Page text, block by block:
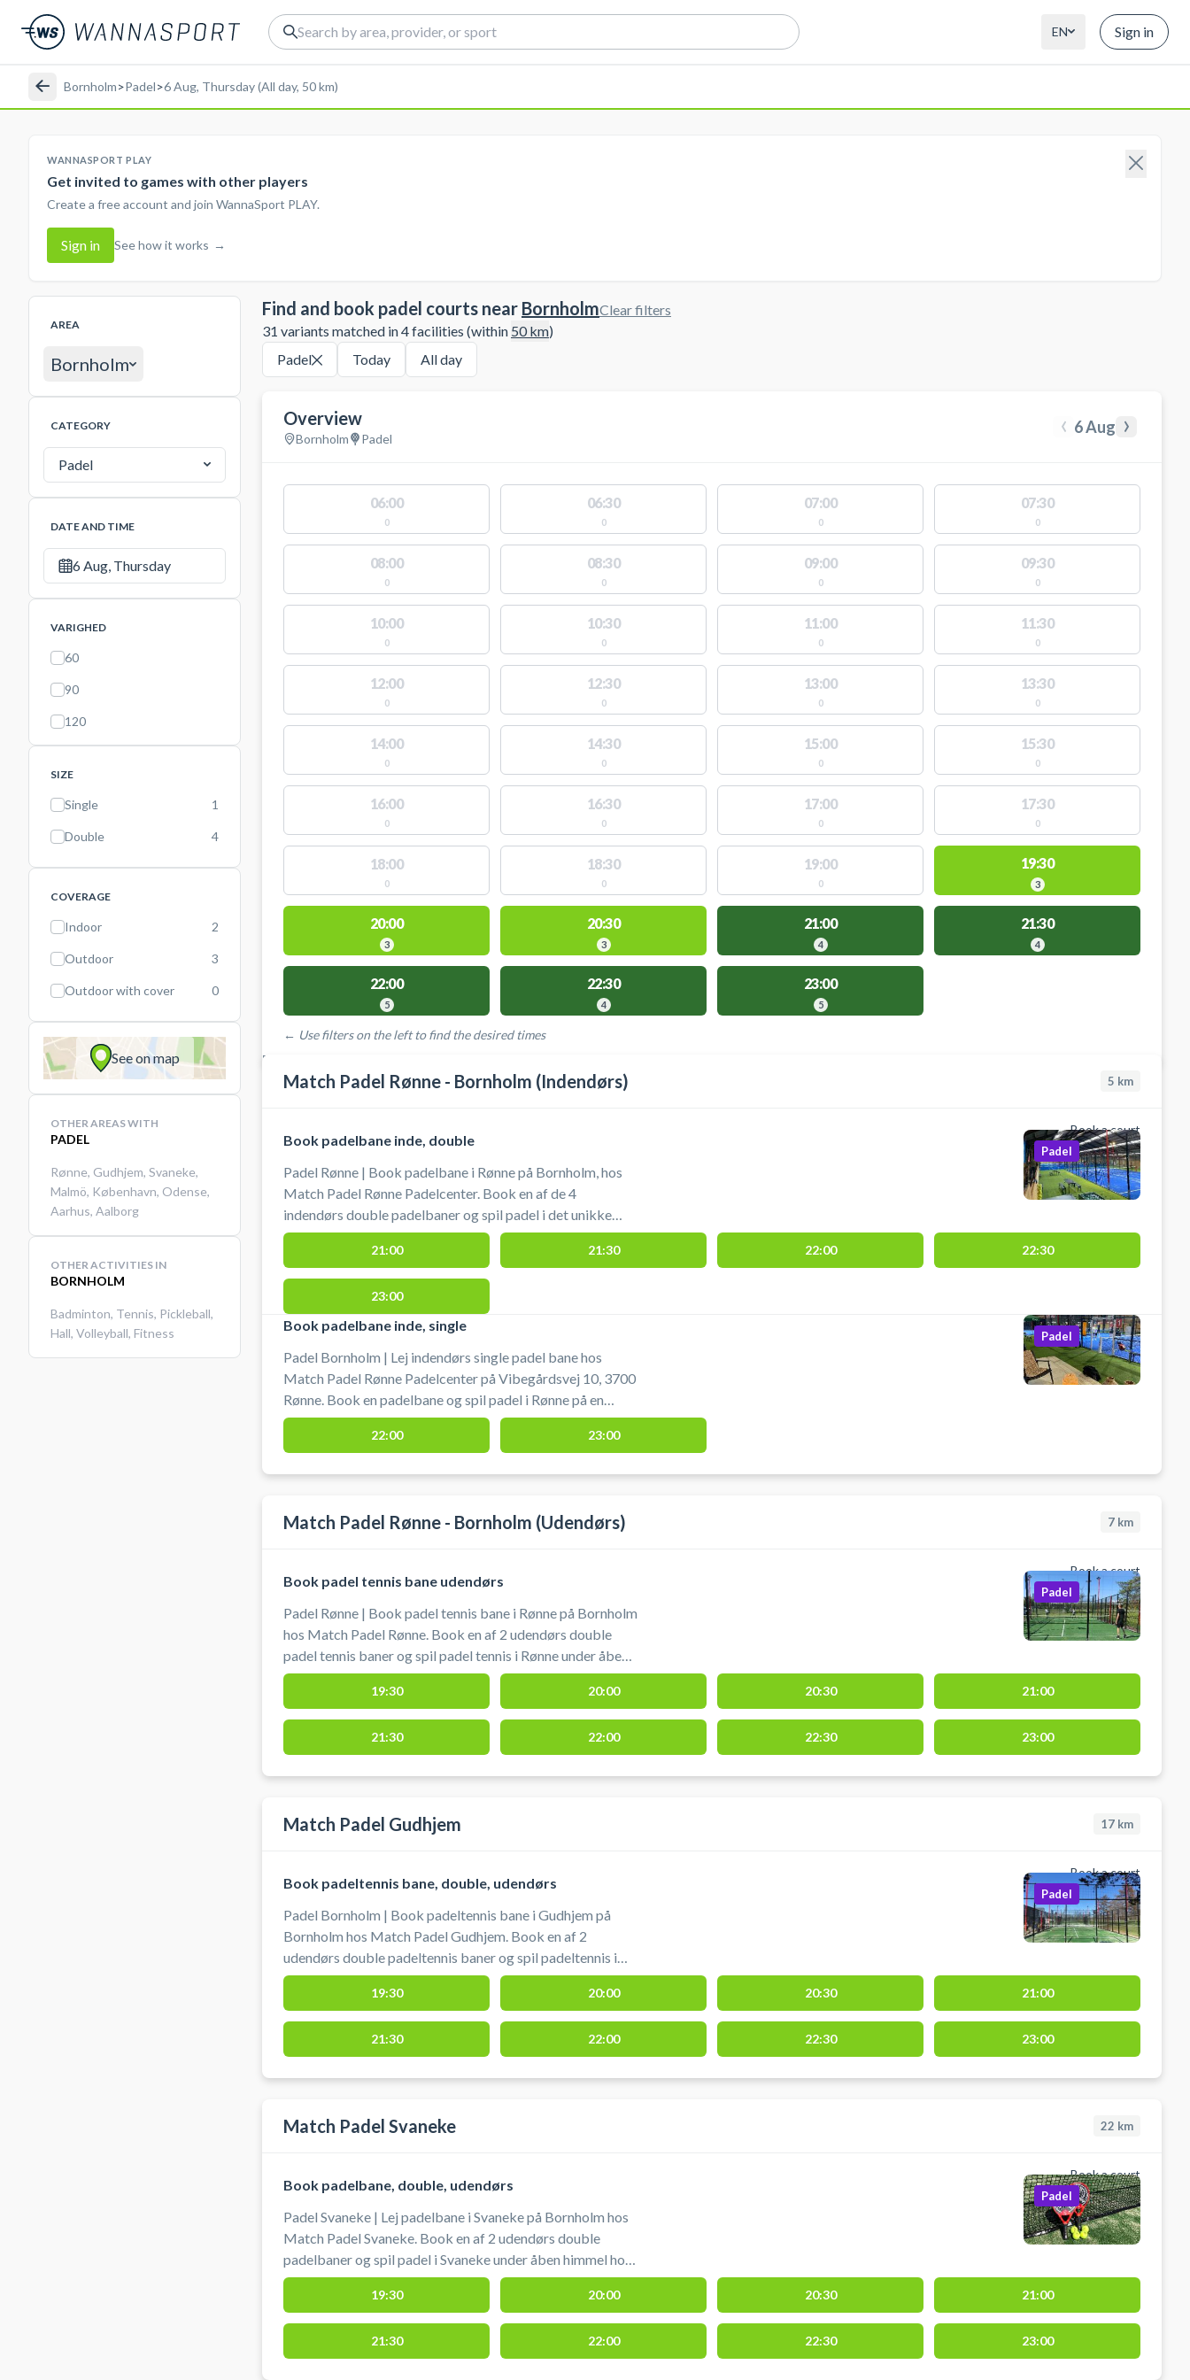
EN Sign in
Bornholm>Padel>6 Aug, Thursday (All day, 50 km)
WANNASPORT PLAY
Get invited to games with other players
Create a free account and join WannaSport PLAY.
Sign in See how it works →
AREA
Bornholm
CATEGORY
Padel
DATE AND TIME
6 Aug, Thursday
VARIGHED
60
90
120
SIZE
Single 1
Double 4
COVERAGE
Indoor 2
Outdoor 3
Outdoor with cover 0
See on map
OTHER AREAS WITH
PADEL
Rønne, Gudhjem, Svaneke,
Malmö, København, Odense,
Aarhus, Aalborg
OTHER ACTIVITIES IN
BORNHOLM
Badminton, Tennis, Pickleball,
Hall, Volleyball, Fitness
Find and book padel courts near Bornholm
31 variants matched in 4 facilities (within 50km)
Clear filters
Padel Today All day
Overview
Bornholm Padel ‹ 6 Aug ›
06:00
0
06:30
0
07:00
0
07:30
0
08:00
0
08:30
0
09:00
0
09:30
0
10:00
0
10:30
0
11:00
0
11:30
0
12:00
0
12:30
0
13:00
0
13:30
0
14:00
0
14:30
0
15:00
0
15:30
0
16:00
0
16:30
0
17:00
0
17:30
0
18:00
0
18:30
0
19:00
0
19:30
3
20:00
3
20:30
3
21:00
4
21:30
4
22:00
5
22:30
4
23:00
5
← Use filters on the left to find the desired times
FACILITIES WITH AVAILABLE ACTIVITIES
Match Padel Rønne - Bornholm (Indendørs) 5 km
Book a court
Book padelbane inde, double
Padel Rønne | Book padelbane i Rønne på Bornholm, hos
Match Padel Rønne Padelcenter. Book en af de 4
indendørs double padelbaner og spil padel i det unikke
padelcenter hos Match Padel Rønne beliggende på
Vibegaardsvej 10, 3700 Rønne. Gratis parkering og låne
padel bat er med i padelbane lejen hos Match Padel Rønne
Padelcenter på Bornholm. Bolde kan købes i åbingstiden.
Skal padelbanen være udendørs byder Match Padel Rønne
padelbaner.
Padel
21:00 21:30 22:00 22:30
23:00
Book padelbane inde, single
Padel Bornholm | Lej indendørs single padel bane hos
Match Padel Rønne Padelcenter på Vibegårdsvej 10, 3700
Rønne. Book en padelbane og spil padel i Rønne på en
indendørs singlebane til 2. spillere. Gratis parkering og
låne af bat er med i din booking af padelbanen hos Match
ved de indendørs padelbaner.
Padel
22:00 23:00
Match Padel Rønne - Bornholm (Udendørs) 7 km
Book a court
Book padel tennis bane udendørs
Padel Rønne | Book padel tennis bane i Rønne på Bornholm
hos Match Padel Rønne. Book en af 2 udendørs double
padel tennis baner og spil padel tennis i Rønne under åben
himmel hos Match Padel beliggende på Torneværksvej
1D, 3700 Rønne. Gratis parkering. Padel tennis bat og
bolde skal selv medbringes fra uge 43 frem til 1 april. Skal
din padel tennis bane være indendørs byder Match Padel i
padelcenter i Rønne.
Padel
19:30 20:00 20:30 21:00
21:30 22:00 22:30 23:00
Match Padel Gudhjem 17 km
Book a court
Book padeltennis bane, double, udendørs
Padel Bornholm | Book padeltennis bane i Gudhjem på
Bornholm hos Match Padel Gudhjem. Book en af 2
udendørs double padeltennis baner og spil padeltennis i
Gudhjem under åben himmel hos Match Padel beliggende
på Sportsvænget 16, 3760 Gudhjem, sammen med
Gudhjem Svømmehal. Der er gratis parkering. Padel tennis
bat og bolde er ikke tilgængeligt i vintermånederne. I
medbringes.
Padel
19:30 20:00 20:30 21:00
21:30 22:00 22:30 23:00
Match Padel Svaneke 22 km
Book a court
Book padelbane, double, udendørs
Padel Svaneke | Lej padelbane i Svaneke på Bornholm hos
Match Padel Svaneke. Book en af 2 udendørs double
padelbaner og spil padel i Svaneke under åben himmel hos
Match Padel beliggende på Sydskovvej 4, 3740 Svaneke
3740 sammen med Svaneke Idrætsklub (SIK). Gratis
parkering findes ved padelbanerne ved booking af en
padelbane. Bat og bolde er ikke tilgængeligt i
Padel
19:30 20:00 20:30 21:00
21:30 22:00 22:30 23:00